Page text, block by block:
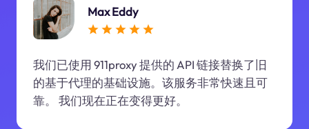
Max Eddy
我们已使用 911proxy 提供的 API 链接替换了旧
的基于代理的基础设施。该服务非常快速且可
靠。 我们现在正在变得更好。